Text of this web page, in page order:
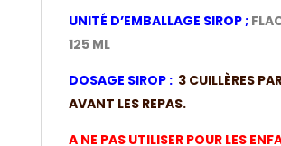
UNITÉ D’EMBALLAGE SIROP ;
125 ML
DOSAGE SIROP : 3 CUILLÈRES
AVANT LES REPAS.
A NE PAS UTILISER POUR LES